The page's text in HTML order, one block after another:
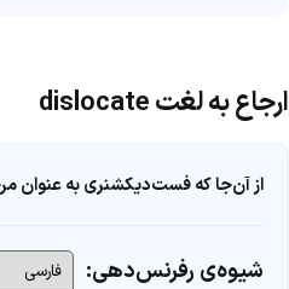
ارجاع به لغت dislocate
از آن‌جا که فست‌دیکشنری به عنوان
شیوه‌ی رفرنس‌دهی: